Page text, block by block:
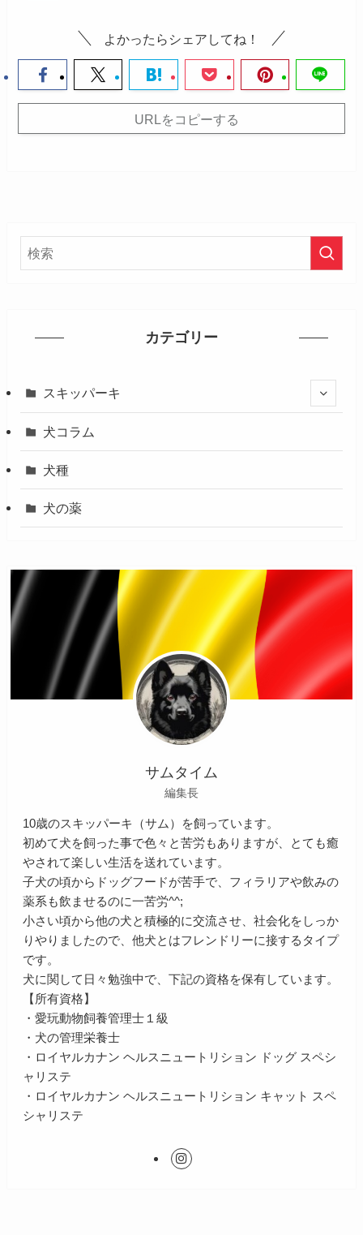
よかったらシェアしてね！
URLをコピーする
カテゴリー
スキッパーキ
犬コラム
犬種
犬の薬
サムタイム
編集長
10歳のスキッパーキ（サム）を飼っています。
初めて犬を飼った事で色々と苦労もありますが、とても癒
やされて楽しい生活を送れています。
子犬の頃からドッグフードが苦手で、フィラリアや飲みの
薬系も飲ませるのに一苦労^^;
小さい頃から他の犬と積極的に交流させ、社会化をしっか
りやりましたので、他犬とはフレンドリーに接するタイプ
です。
犬に関して日々勉強中で、下記の資格を保有しています。
【所有資格】
・愛玩動物飼養管理士１級
・犬の管理栄養士
・ロイヤルカナン ヘルスニュートリション ドッグ スペシ
ャリステ
・ロイヤルカナン ヘルスニュートリション キャット スペ
シャリステ